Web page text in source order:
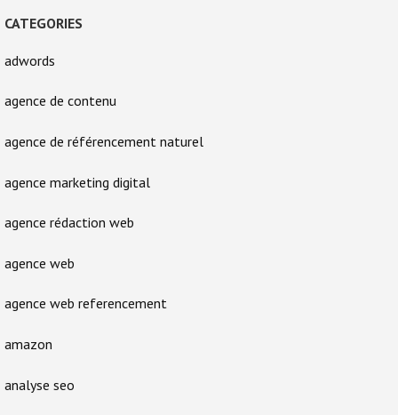
CATEGORIES
adwords
agence de contenu
agence de référencement naturel
agence marketing digital
agence rédaction web
agence web
agence web referencement
amazon
analyse seo